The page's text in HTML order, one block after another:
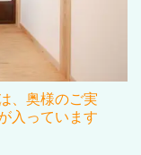
、奥様のご実
入っています